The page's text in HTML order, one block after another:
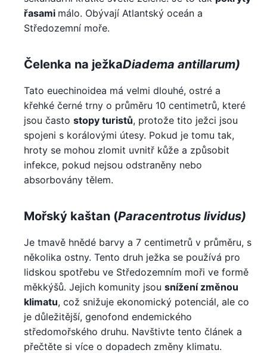
řasami málo. Obývají Atlantský oceán a
Středozemní moře.
Čelenka na ježkaDiadema antillarum)
Tato euechinoidea má velmi dlouhé, ostré a
křehké černé trny o průměru 10 centimetrů, které
jsou často stopy turistů, protože tito ježci jsou
spojeni s korálovými útesy. Pokud je tomu tak,
hroty se mohou zlomit uvnitř kůže a způsobit
infekce, pokud nejsou odstraněny nebo
absorbovány tělem.
Mořský kaštan (Paracentrotus lividus)
Je tmavě hnědé barvy a 7 centimetrů v průměru, s
několika ostny. Tento druh ježka se používá pro
lidskou spotřebu ve Středozemním moři ve formě
měkkýšů. Jejich komunity jsou snížení změnou
klimatu, což snižuje ekonomický potenciál, ale co
je důležitější, genofond endemického
středomořského druhu. Navštivte tento článek a
přečtěte si více o dopadech změny klimatu.